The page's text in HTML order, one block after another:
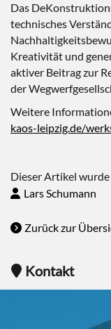
Das
technisches
Kreativität und
aktiver Beitrag zur
der
Weitere
kaos-leipzig.de/
Dieser Artikel
Lars Schumann
Zurück zur
Kontakt